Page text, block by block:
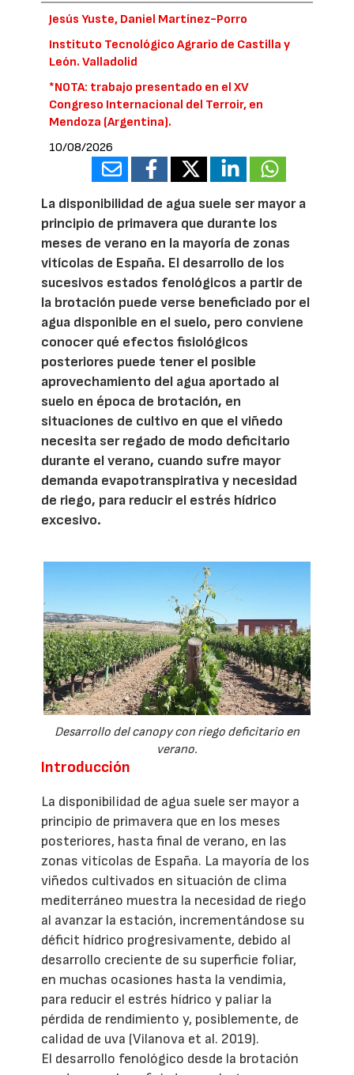
Jesús Yuste, Daniel Martínez-Porro
Instituto Tecnológico Agrario de Castilla y
León. Valladolid
*NOTA: trabajo presentado en el XV
Congreso Internacional del Terroir, en
Mendoza (Argentina).
10/08/2026
La disponibilidad de agua suele ser mayor a
principio de primavera que durante los
meses de verano en la mayoría de zonas
vitícolas de España. El desarrollo de los
sucesivos estados fenológicos a partir de
la brotación puede verse beneficiado por el
agua disponible en el suelo, pero conviene
conocer qué efectos fisiológicos
posteriores puede tener el posible
aprovechamiento del agua aportado al
suelo en época de brotación, en
situaciones de cultivo en que el viñedo
necesita ser regado de modo deficitario
durante el verano, cuando sufre mayor
demanda evapotranspirativa y necesidad
de riego, para reducir el estrés hídrico
excesivo.
Desarrollo del canopy con riego deficitario en
verano.
Introducción
La disponibilidad de agua suele ser mayor a
principio de primavera que en los meses
posteriores, hasta final de verano, en las
zonas vitícolas de España. La mayoría de los
viñedos cultivados en situación de clima
mediterráneo muestra la necesidad de riego
al avanzar la estación, incrementándose su
déficit hídrico progresivamente, debido al
desarrollo creciente de su superficie foliar,
en muchas ocasiones hasta la vendimia,
para reducir el estrés hídrico y paliar la
pérdida de rendimiento y, posiblemente, de
calidad de uva (Vilanova et al. 2019).
El desarrollo fenológico desde la brotación